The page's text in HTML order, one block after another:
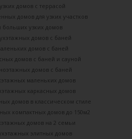
домов с террасой
домов для узких участков
больших узких домов
домов с баней
домов с баней
домов c баней и сауной
домов с баней
маленьких домов
каркасных домов
домов в классическом стиле
компактных домов до 150м2
домов на 2 семьи
элитных домов